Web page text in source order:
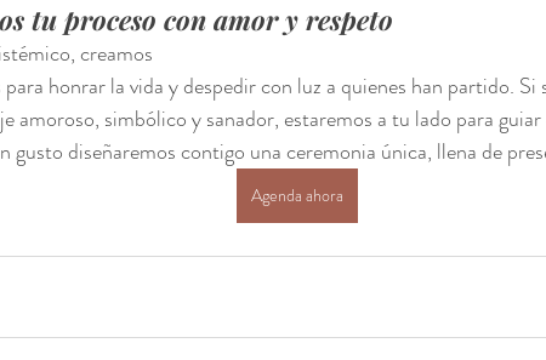
tu proceso con amor y respeto
creamos
para honrar la vida y despedir con luz a quienes han partido.
amoroso, simbólico y sanador, estaremos a tu lado para
gusto diseñaremos contigo una ceremonia única, llena de
Agenda ahora